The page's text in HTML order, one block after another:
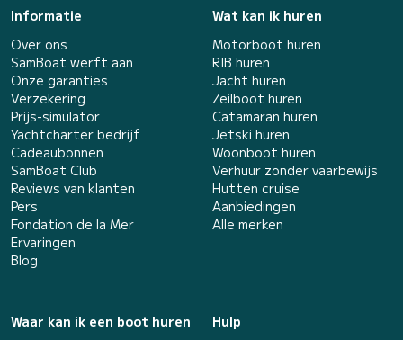
Informatie
Over ons
SamBoat werft aan
Onze garanties
Verzekering
Prijs-simulator
Yachtcharter bedrijf
Cadeaubonnen
SamBoat Club
Reviews van klanten
Pers
Fondation de la Mer
Ervaringen
Blog
Wat kan ik huren
Motorboot huren
RIB huren
Jacht huren
Zeilboot huren
Catamaran huren
Jetski huren
Woonboot huren
Verhuur zonder vaarbewijs
Hutten cruise
Aanbiedingen
Alle merken
Waar kan ik een boot huren
Hulp